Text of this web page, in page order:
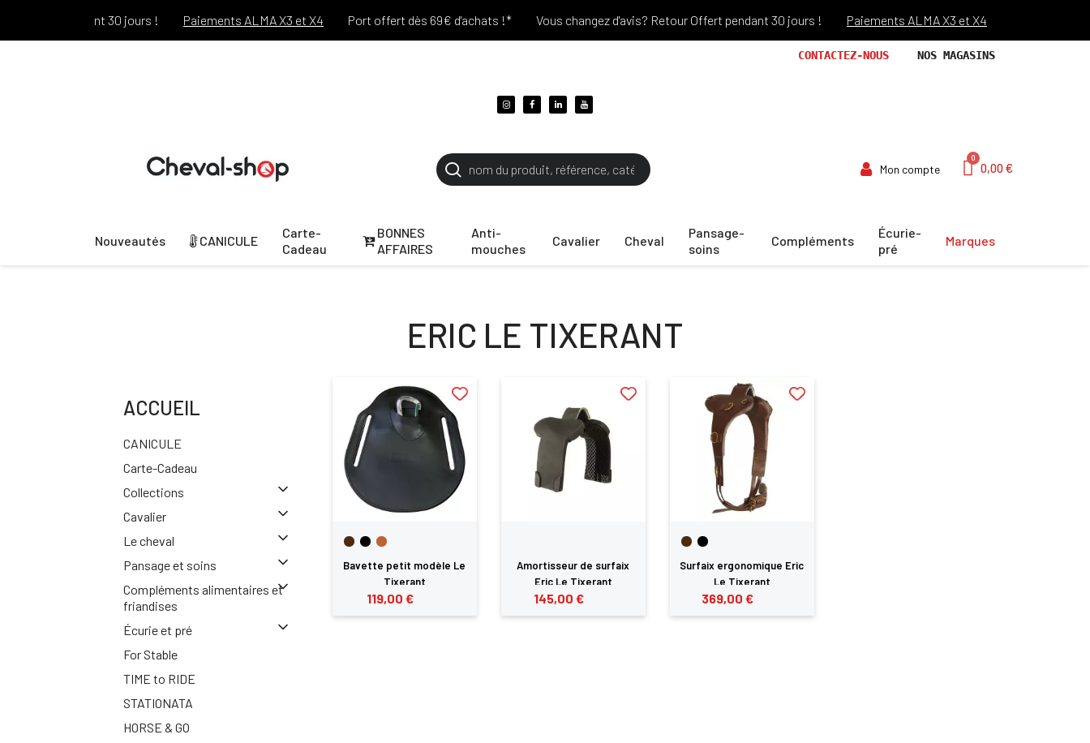
Offert pendant 30 jours ! Paiements ALMA X3 et X4 Port offert dès 69€ d'achats !* Vous changez d'avis? Retour Offert pendant 30 jours ! Paiements ALMA X3 et X4
CONTACTEZ-NOUS NOS MAGASINS
Mon compte 0,00 €
Nouveautés CANICULE
Carte-
Cadeau
BONNES
AFFAIRES
Anti-
mouches
Cavalier Cheval
Pansage-
soins
Compléments
Écurie-
pré
Marques
ERIC LE TIXERANT
ACCUEIL
CANICULE
Carte-Cadeau
Collections
Cavalier
Le cheval
Pansage et soins
Compléments alimentaires et
friandises
Écurie et pré
For Stable
TIME to RIDE
STATIONATA
HORSE & GO
Bavette petit modèle Le
Tixerant
119,00 €
Amortisseur de surfaix
Eric Le Tixerant
145,00 €
Surfaix ergonomique Eric
Le Tixerant
369,00 €